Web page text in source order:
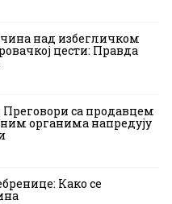
над избегличком
цести: Правда
са продавцем
органима напредују
Како се